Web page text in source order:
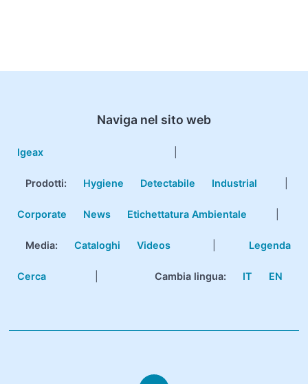
Naviga nel sito web
Igeax
Prodotti: Hygiene Detectabile Industrial
Corporate News Etichettatura Ambientale
Media: Cataloghi Videos Legenda
Cerca Cambia lingua: IT EN